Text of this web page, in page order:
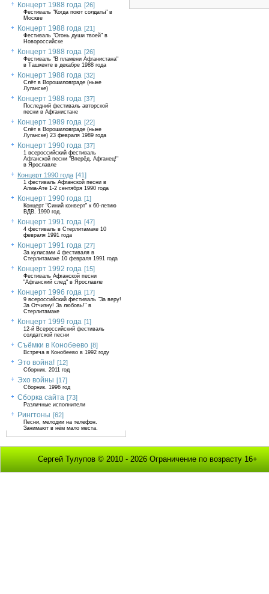
Концерт 1988 года [26]
Фестиваль "Когда поют солдаты" в
Москве
Концерт 1988 года [21]
Фестиваль "Огонь души твоей" в
Новороссийске
Концерт 1988 года [26]
Фестиваль "В пламени Афганистана"
в Ташкенте в декабре 1988 года
Концерт 1988 года [32]
Слёт в Ворошиловграде (ныне
Луганске)
Концерт 1988 года [37]
Последний фестиваль авторской
песни в Афганистане
Концерт 1989 года [22]
Слёт в Ворошиловграде (ныне
Луганске) 23 февраля 1989 года
Концерт 1990 года [37]
1 всероссийский фестиваль
Афганской песни "Вперёд, Афганец!"
в Ярославле
Концерт 1990 года [41]
1 фестиваль Афганской песни в
Алма-Ате 1-2 сентября 1990 года
Концерт 1990 года [1]
Концерт "Синий конверт" к 60-летию
ВДВ. 1990 год.
Концерт 1991 года [47]
4 фестиваль в Стерлитамаке 10
февраля 1991 года
Концерт 1991 года [27]
За кулисами 4 фестиваля в
Стерлитамаке 10 февраля 1991 года
Концерт 1992 года [15]
Фестиваль Афганской песни
"Афганский след" в Ярославле
Концерт 1996 года [17]
9 всероссийский фестиваль "За веру!
За Отчизну! За любовь!" в
Стерлитамаке
Концерт 1999 года [1]
12-й Всероссийский фестиваль
солдатской песни
Съёмки в Конобеево [8]
Встреча в Конобеево в 1992 году
Это война! [12]
Сборник, 2011 год
Эхо войны [17]
Сборник. 1996 год
Сборка сайта [73]
Различные исполнители
Рингтоны [62]
Песни, мелодии на телефон.
Занимают в нём мало места.
Сергей Тулупов © 2010 - 2026 Ограничение по возрасту 16+